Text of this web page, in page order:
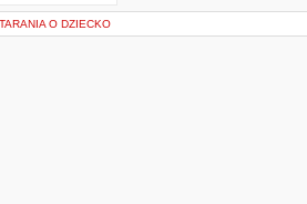
O DZIECKO